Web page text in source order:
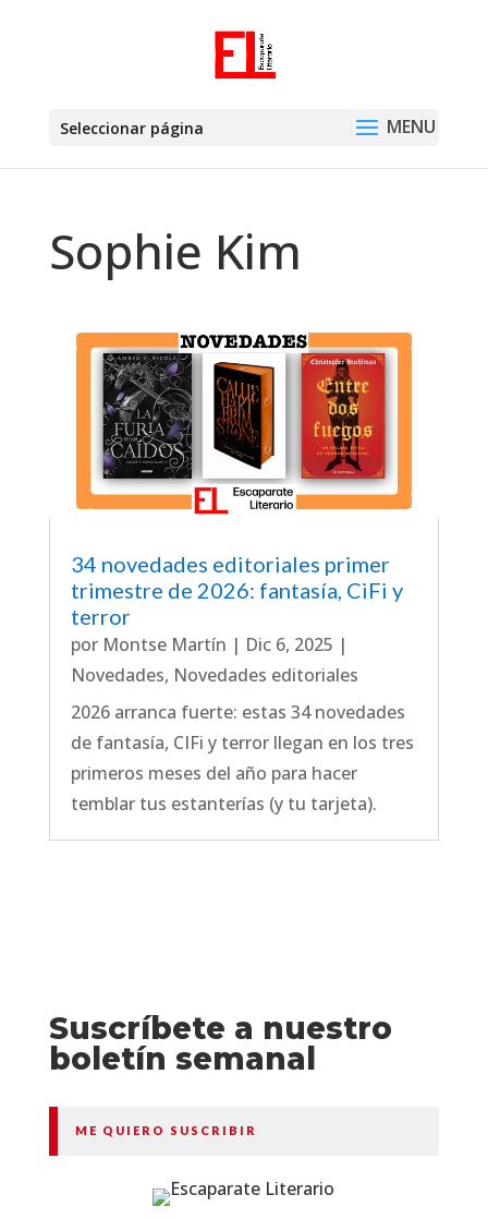
Seleccionar página
Sophie Kim
34 novedades editoriales primer
trimestre de 2026: fantasía, CiFi y
terror
por Montse Martín | Dic 6, 2025 |
Novedades, Novedades editoriales
2026 arranca fuerte: estas 34 novedades
de fantasía, CIFi y terror llegan en los tres
primeros meses del año para hacer
temblar tus estanterías (y tu tarjeta).
Suscríbete a nuestro
boletín semanal
ME QUIERO SUSCRIBIR